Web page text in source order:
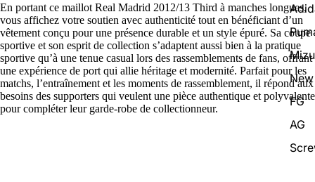
FG
AG
En portant ce maillot Real Madrid 2012/13 Third à manches longues,
vous affichez votre soutien avec authenticité tout en bénéficiant d’un
vêtement conçu pour une présence durable et un style épuré. Sa coupe
sportive et son esprit de collection s’adaptent aussi bien à la pratique
sportive qu’à une tenue casual lors des rassemblements de fans, offrant
une expérience de port qui allie héritage et modernité. Parfait pour les
matchs, l’entraînement et les moments de rassemblement, il répond aux
besoins des supporters qui veulent une pièce authentique et polyvalente
pour compléter leur garde-robe de collectionneur.